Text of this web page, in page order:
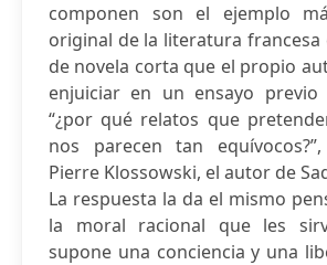
componen son el ejemplo
original de la literatura francesa
de novela corta que el propio
enjuiciar en un ensayo
“¿por qué relatos que
nos parecen tan
Pierre Klossowski, el autor de
La respuesta la da el mismo
la moral racional que les
supone una conciencia y una